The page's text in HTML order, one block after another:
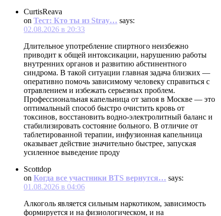
CurtisReava
on Тест: Кто ты из Stray… says:
02.08.2026 в 20:33
Длительное употребление спиртного неизбежно
приводит к общей интоксикации, нарушению работы
внутренних органов и развитию абстинентного
синдрома. В такой ситуации главная задача близких —
оперативно помочь зависимому человеку справиться с
отравлением и избежать серьезных проблем.
Профессиональная капельница от запоя в Москве — это
оптимальный способ быстро очистить кровь от
токсинов, восстановить водно-электролитный баланс и
стабилизировать состояние больного. В отличие от
таблетированной терапии, инфузионная капельница
оказывает действие значительно быстрее, запуская
усиленное выведение проду
Scottdop
on Когда все участники BTS вернутся… says:
01.08.2026 в 04:06
Алкоголь является сильным наркотиком, зависимость
формируется и на физиологическом, и на